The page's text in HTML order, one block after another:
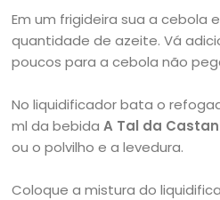
Em um frigideira sua a cebola
quantidade de azeite. Vá
poucos para a cebola não
No liquidificador bata o
ml da bebidaA Tal da
ou o polvilho e a levedura.
Coloque a mistura do